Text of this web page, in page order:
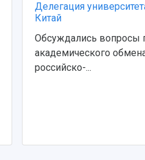
Делегация
Китай
Обсуждались вопросы
академического
российско-...